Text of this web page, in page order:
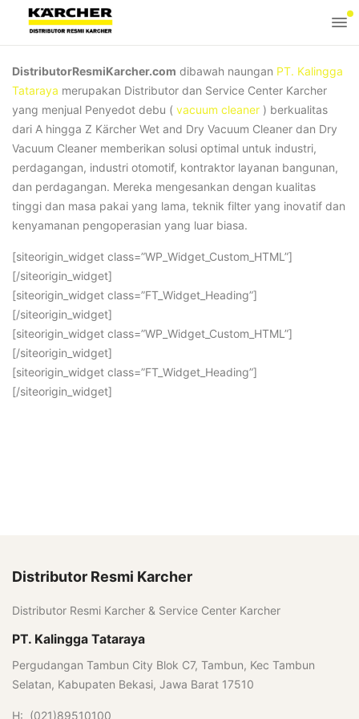
DistributorResmiKarcher.com dibawah naungan PT. Kalingga
Tataraya merupakan Distributor dan Service Center Karcher
yang menjual Penyedot debu ( vacuum cleaner ) berkualitas
dari A hingga Z Kärcher Wet and Dry Vacuum Cleaner dan Dry
Vacuum Cleaner memberikan solusi optimal untuk industri,
perdagangan, industri otomotif, kontraktor layanan bangunan,
dan perdagangan. Mereka mengesankan dengan kualitas
tinggi dan masa pakai yang lama, teknik filter yang inovatif dan
kenyamanan pengoperasian yang luar biasa.
[siteorigin_widget class=”WP_Widget_Custom_HTML”]
[/siteorigin_widget]
[siteorigin_widget class=”FT_Widget_Heading”]
[/siteorigin_widget]
[siteorigin_widget class=”WP_Widget_Custom_HTML”]
[/siteorigin_widget]
[siteorigin_widget class=”FT_Widget_Heading”]
[/siteorigin_widget]
Distributor Resmi Karcher
Distributor Resmi Karcher & Service Center Karcher
PT. Kalingga Tataraya
Pergudangan Tambun City Blok C7, Tambun, Kec Tambun
Selatan, Kabupaten Bekasi, Jawa Barat 17510
H: (021)89510100